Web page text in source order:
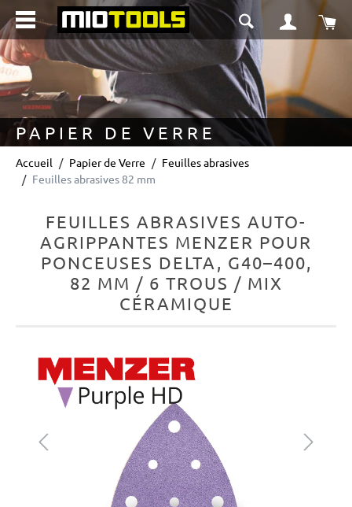
principal
PAPIER DE VERRE
Accueil Papier de Verre
Feuilles abrasives
Feuilles abrasives 82 mm
FEUILLES ABRASIVES AUTO-
AGRIPPANTES MENZER POUR
PONCEUSES DELTA, G40–400,
82 MM / 6 TROUS / MIX
CÉRAMIQUE
Ignorer la galerie d'images